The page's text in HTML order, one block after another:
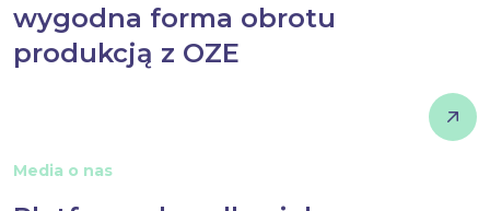
wygodna forma obrotu
produkcją z OZE
Media o nas